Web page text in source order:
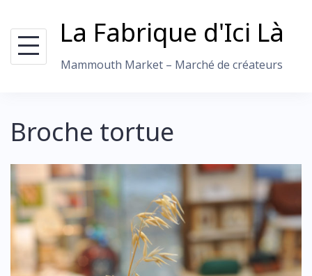
to
content
La Fabrique d'Ici Là
Mammouth Market – Marché de créateurs
Broche tortue